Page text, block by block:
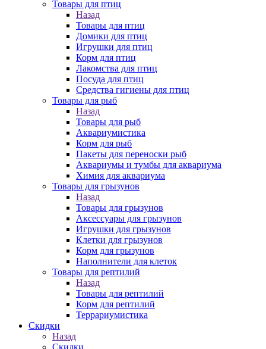
Товары для птиц
Назад
Товары для птиц
Домики для птиц
Игрушки для птиц
Корм для птиц
Лакомства для птиц
Посуда для птиц
Средства гигиены для птиц
Товары для рыб
Назад
Товары для рыб
Аквариумистика
Корм для рыб
Пакеты для переноски рыб
Аквариумы и тумбы для аквариума
Химия для аквариума
Товары для грызунов
Назад
Товары для грызунов
Аксессуары для грызунов
Игрушки для грызунов
Клетки для грызунов
Корм для грызунов
Наполнители для клеток
Товары для рептилий
Назад
Товары для рептилий
Корм для рептилий
Террариумистика
Скидки
Назад
Скидки